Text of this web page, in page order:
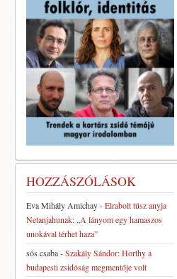
HOZZÁSZÓLÁSOK
Eva Mihály Amichay-Elrabolt túsz anyja
Netanjahunak: „A lányom egy hamaszos
unokával térhet haza”
sós csaba-Szakály Sándor: Horthy a
budapesti zsidóság megmentője volt